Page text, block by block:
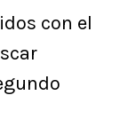
con el